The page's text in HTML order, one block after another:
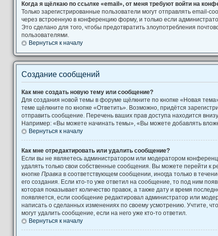
Когда я щёлкаю по ссылке «email», от меня требуют войти на
Только зарегистрированные пользователи могут отправлять email-
через встроенную в конференцию форму, и только если
Это сделано для того, чтобы предотвратить злоупотребления
пользователями.
Вернуться к началу
Создание сообщений
Как мне создать новую тему или сообщение?
Для создания новой темы в форуме щёлкните по кнопке «Новая
теме щёлкните по кнопке «Ответить». Возможно, придётся
отправить сообщение. Перечень ваших прав доступа находится
Например: «Вы можете начинать темы», «Вы можете добавлять
Вернуться к началу
Как мне отредактировать или удалить сообщение?
Если вы не являетесь администратором или модератором
удалять только свои собственные сообщения. Вы можете перейти к
кнопке Правка в соответствующем сообщении, иногда только в
его создания. Если кто-то уже ответил на сообщение, то под ним
которая показывает количество правок, а также дату и время
появляется, если сообщение редактировал администратор или
написать о сделанных изменениях по своему усмотрению. Учтите,
могут удалить сообщение, если на него уже кто-то ответил.
Вернуться к началу